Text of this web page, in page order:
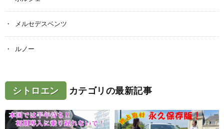
メルセデスベンツ
ルノー
シトロエン カテゴリの最新記事